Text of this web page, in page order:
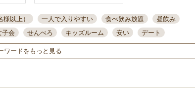
様以上） 一人で入りやすい 食べ飲み放題
昼飲み
子会 せんべろ キッズルーム 安い
デート
誕生日 大人数
模合 インスタ映え 座敷席 記念日 泡盛
喫煙可
レモンサワー 観光客に人気 大部屋30名
カウンター
ワードをもっと見る